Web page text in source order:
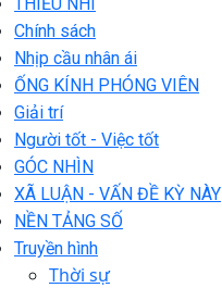
Chính sách
Nhịp cầu nhân ái
ỐNG KÍNH PHÓNG VIÊN
Giải trí
Người tốt - Việc tốt
GÓC NHÌN
XÃ LUẬN - VẤN ĐỀ KỲ NÀY
NỀN TẢNG SỐ
Truyền hình
Thời sự